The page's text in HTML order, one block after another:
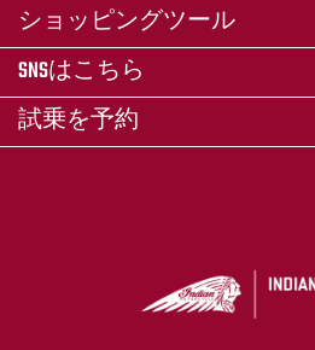
ショッピングツール
SNSはこちら
試乗を予約